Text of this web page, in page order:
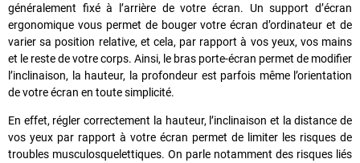
généralement fixé à l’arrière de votre écran. Un support d’écran
ergonomique vous permet de bouger votre écran d’ordinateur et de
varier sa position relative, et cela, par rapport à vos yeux, vos mains
et le reste de votre corps. Ainsi, le bras porte-écran permet de modifier
l’inclinaison, la hauteur, la profondeur est parfois même l’orientation
de votre écran en toute simplicité.
En effet, régler correctement la hauteur, l’inclinaison et la distance de
vos yeux par rapport à votre écran permet de limiter les risques de
troubles musculosquelettiques. On parle notamment des risques liés